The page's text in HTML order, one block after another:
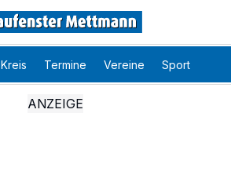
Kreis Termine Vereine Sport